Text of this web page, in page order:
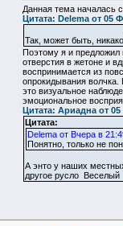
Данная тема началась
Цитата: Delema от 05
Так, может быть,
Поэтому я и предложил
отверстия в жетоне и
воспринимается из
опрокидывания волчка.
это визуальное
эмоциональное
Цитата: Ариадна от
Цитата:
Delema от Вчера в
Понятно, только не
А энто у наших
другое русло Веселый